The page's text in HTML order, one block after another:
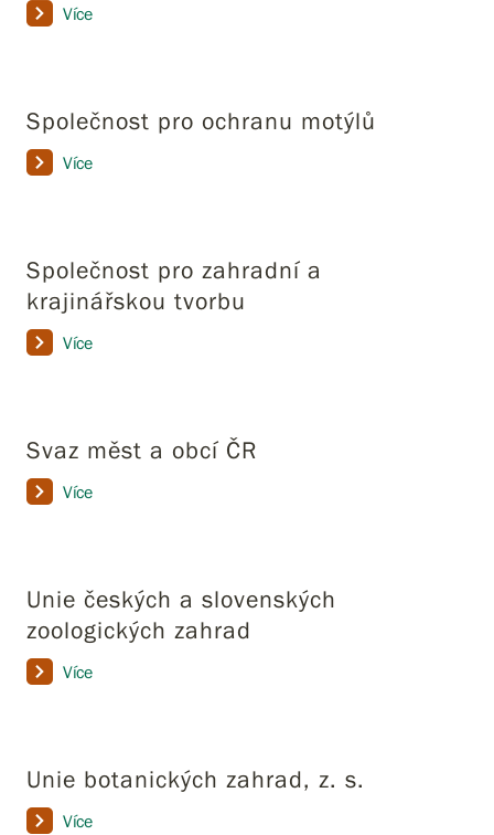
Více
Společnost pro ochranu motýlů
Více
Společnost pro zahradní a
krajinářskou tvorbu
Více
Svaz měst a obcí ČR
Více
Unie českých a slovenských
zoologických zahrad
Více
Unie botanických zahrad, z. s.
Více